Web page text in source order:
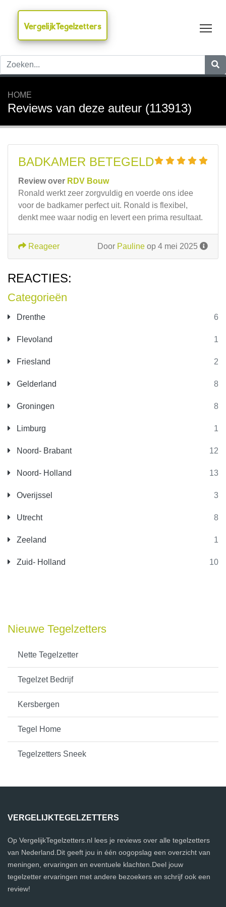
VergelijkTegelzetters
HOME
Reviews van deze auteur (113913)
Categorieën
Drenthe 6
Flevoland 1
Friesland 2
Gelderland 8
Groningen 8
Limburg 1
Noord- Brabant 12
Noord- Holland 13
Overijssel 3
Utrecht 8
Zeeland 1
Zuid- Holland 10
Nieuwe Tegelzetters
Nette Tegelzetter
Tegelzet Bedrijf
Kersbergen
Tegel Home
Tegelzetters Sneek
BADKAMER BETEGELD
Review over RDV Bouw
Ronald werkt zeer zorgvuldig en voerde ons idee
voor de badkamer perfect uit. Ronald is flexibel,
denkt mee waar nodig en levert een prima resultaat.
Door Pauline op 4 mei 2025
Reageer
REACTIES:
VERGELIJKTEGELZETTERS
Op VergelijkTegelzetters.nl lees je reviews over alle tegelzetters
van Nederland.Dit geeft jou in één oogopslag een overzicht van
meningen, ervaringen en eventuele klachten.Deel jouw
tegelzetter ervaringen met andere bezoekers en schrijf ook een
review!